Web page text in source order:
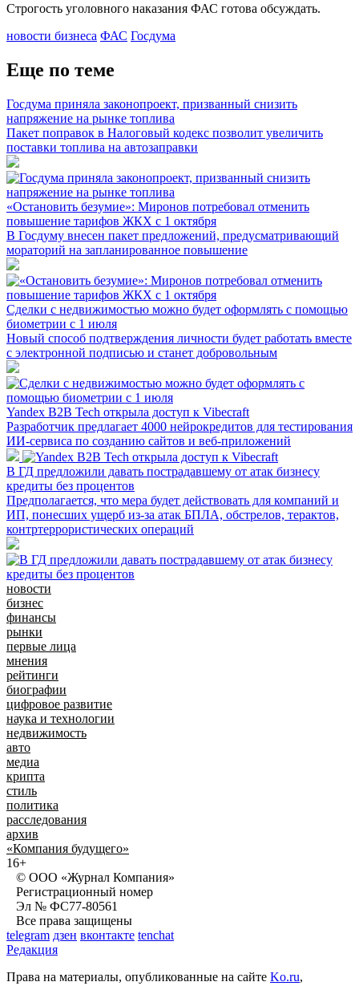
Строгость уголовного наказания ФАС готова обсуждать.
новости бизнеса ФАС Госдума
Еще по теме
Госдума приняла законопроект, призванный снизить
напряжение на рынке топлива
Пакет поправок в Налоговый кодекс позволит увеличить
поставки топлива на автозаправки
«Остановить безумие»: Миронов потребовал отменить
повышение тарифов ЖКХ с 1 октября
В Госдуму внесен пакет предложений, предусматривающий
мораторий на запланированное повышение
Сделки с недвижимостью можно будет оформлять с помощью
биометрии с 1 июля
Новый способ подтверждения личности будет работать вместе
с электронной подписью и станет добровольным
Yandex B2B Tech открыла доступ к Vibecraft
Разработчик предлагает 4000 нейрокредитов для тестирования
ИИ-сервиса по созданию сайтов и веб-приложений
В ГД предложили давать пострадавшему от атак бизнесу
кредиты без процентов
Предполагается, что мера будет действовать для компаний и
ИП, понесших ущерб из-за атак БПЛА, обстрелов, терактов,
контртеррористических операций
новости
бизнес
финансы
рынки
первые лица
мнения
рейтинги
биографии
цифровое развитие
наука и технологии
недвижимость
авто
медиа
крипта
стиль
политика
расследования
архив
«Компания будущего»
16+
© ООО «Журнал Компания»
Регистрационный номер
Эл № ФС77-80561
Все права защищены
telegram дзен вконтакте tenchat
Редакция
Права на материалы, опубликованные на сайте Ko.ru,